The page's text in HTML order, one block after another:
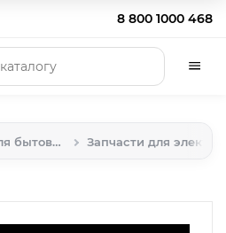
8 800 1000 468
Запчасти для бытовой техники